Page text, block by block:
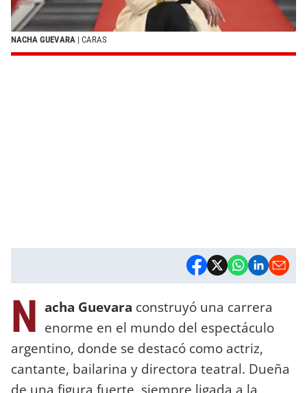
NACHA GUEVARA | CARAS
N acha Guevara construyó una carrera
enorme en el mundo del espectáculo
argentino, donde se destacó como actriz,
cantante, bailarina y directora teatral. Dueña
de una figura fuerte, siempre ligada a la